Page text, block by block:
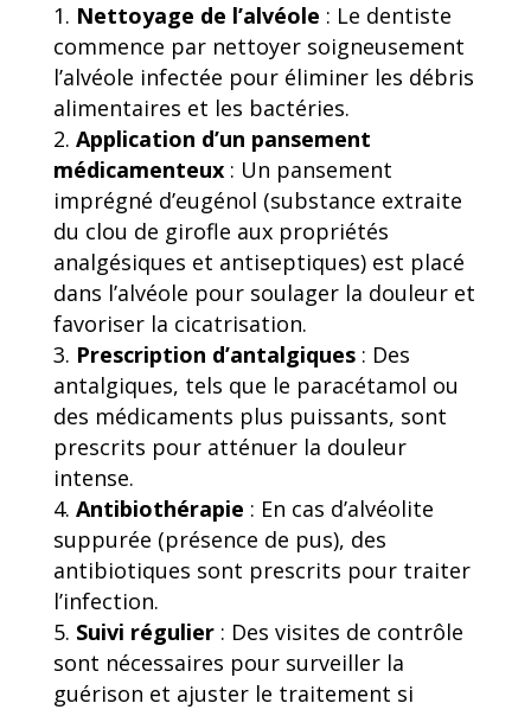
Nettoyage de l’alvéole : Le dentiste
commence par nettoyer soigneusement
l’alvéole infectée pour éliminer les débris
alimentaires et les bactéries.
Application d’un pansement
médicamenteux: Un pansement
imprégné d’eugénol (substance extraite
du clou de girofle aux propriétés
analgésiques et antiseptiques) est placé
dans l’alvéole pour soulager la douleur et
favoriser la cicatrisation.
Prescription d’antalgiques: Des
antalgiques, tels que le paracétamol ou
des médicaments plus puissants, sont
prescrits pour atténuer la douleur
intense.
Antibiothérapie : En cas d’alvéolite
suppurée (présence de pus), des
antibiotiques sont prescrits pour traiter
l’infection.
Suivi régulier: Des visites de contrôle
sont nécessaires pour surveiller la
guérison et ajuster le traitement si